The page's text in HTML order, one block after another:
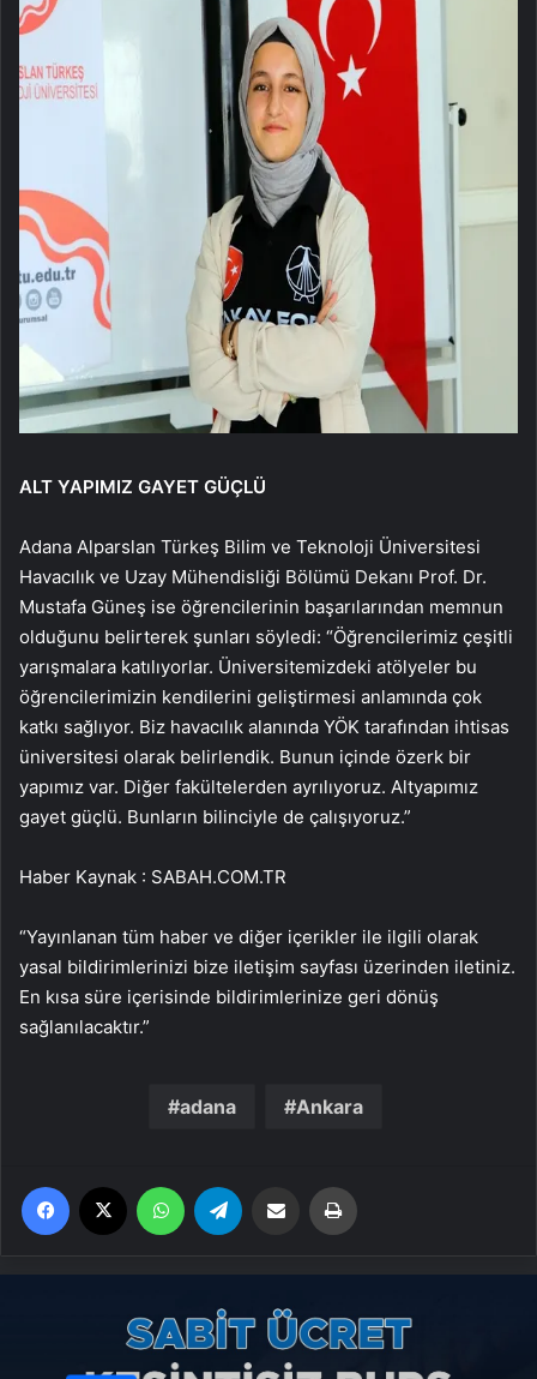
ALT YAPIMIZ GAYET GÜÇLÜ
Adana Alparslan Türkeş Bilim ve Teknoloji Üniversitesi
Havacılık ve Uzay Mühendisliği Bölümü Dekanı Prof. Dr.
Mustafa Güneş ise öğrencilerinin başarılarından memnun
olduğunu belirterek şunları söyledi: “Öğrencilerimiz çeşitli
yarışmalara katılıyorlar. Üniversitemizdeki atölyeler bu
öğrencilerimizin kendilerini geliştirmesi anlamında çok
katkı sağlıyor. Biz havacılık alanında YÖK tarafından ihtisas
üniversitesi olarak belirlendik. Bunun içinde özerk bir
yapımız var. Diğer fakültelerden ayrılıyoruz. Altyapımız
gayet güçlü. Bunların bilinciyle de çalışıyoruz.”
Haber Kaynak : SABAH.COM.TR
“Yayınlanan tüm haber ve diğer içerikler ile ilgili olarak
yasal bildirimlerinizi bize iletişim sayfası üzerinden iletiniz.
En kısa süre içerisinde bildirimlerinize geri dönüş
sağlanılacaktır.”
adana Ankara
Facebook WhatsApp Email'den paylaş